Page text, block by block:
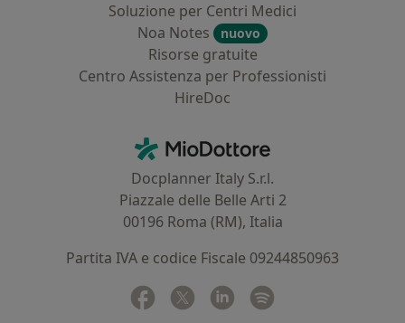
Soluzione per Centri Medici
Noa Notes
nuovo
Risorse gratuite
Centro Assistenza per Professionisti
HireDoc
MioDottore - Homepage
Docplanner Italy S.r.l.
Piazzale delle Belle Arti 2
00196 Roma (RM), Italia
Partita IVA e codice Fiscale 09244850963
Facebook
si apre in una nuova scheda
Twitter
si apre in una nuova scheda
Linkedin
si apre in una nuova